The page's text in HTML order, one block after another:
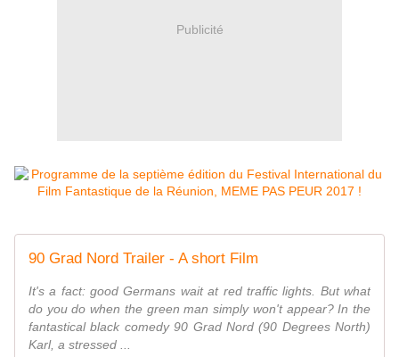
Publicité
90 Grad Nord Trailer - A short Film
It's a fact: good Germans wait at red traffic lights. But what
do you do when the green man simply won't appear? In the
fantastical black comedy 90 Grad Nord (90 Degrees North)
Karl, a stressed ...